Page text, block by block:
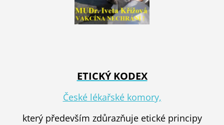
ETICKÝ KODEX
České lékařské komory,
který především zdůrazňuje etické principy